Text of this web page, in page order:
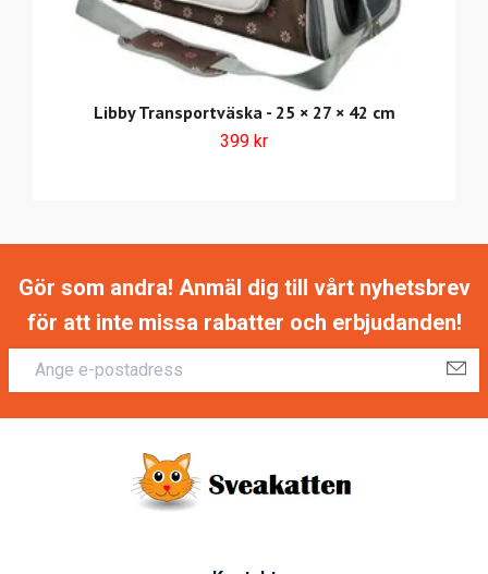
Libby Transportväska - 25 × 27 × 42 cm
399 kr
Gör som andra! Anmäl dig till vårt nyhetsbrev
för att inte missa rabatter och erbjudanden!